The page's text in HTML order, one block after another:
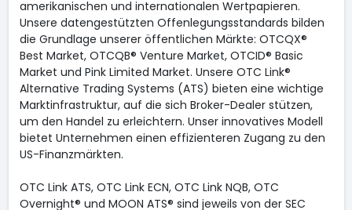
amerikanischen und internationalen Wertpapieren.
Unsere datengestützten Offenlegungsstandards bilden
die Grundlage unserer öffentlichen Märkte: OTCQX®
Best Market, OTCQB® Venture Market, OTCID® Basic
Market und Pink Limited Market. Unsere OTC Link®
Alternative Trading Systems (ATS) bieten eine wichtige
Marktinfrastruktur, auf die sich Broker-Dealer stützen,
um den Handel zu erleichtern. Unser innovatives Modell
bietet Unternehmen einen effizienteren Zugang zu den
US-Finanzmärkten.
OTC Link ATS, OTC Link ECN, OTC Link NQB, OTC
Overnight® und MOON ATS® sind jeweils von der SEC